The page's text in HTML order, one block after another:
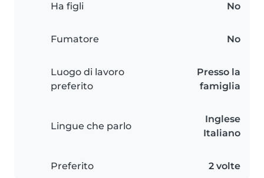
Ha figli No
Fumatore No
Luogo di lavoro
preferito
Presso la
famiglia
Lingue che parlo
Inglese
Italiano
Preferito 2 volte